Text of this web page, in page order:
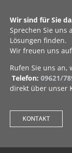
Wir sind für Sie
Sprechen Sie uns
Lösungen finden.
Wir freuen uns
Rufen Sie uns
Telefon: 09621/
direkt über unser
KONTAKT